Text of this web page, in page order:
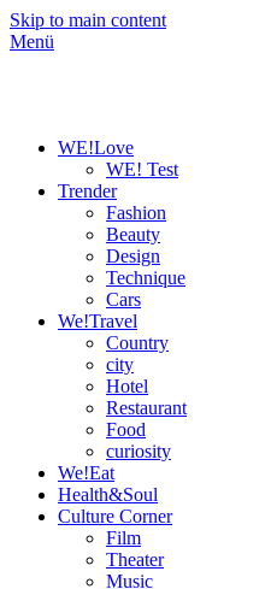
Skip to main content
Menü
WE!Love
WE! Test
Trender
Fashion
Beauty
Design
Technique
Cars
We!Travel
Country
city
Hotel
Restaurant
Food
curiosity
We!Eat
Health&Soul
Culture Corner
Film
Theater
Music